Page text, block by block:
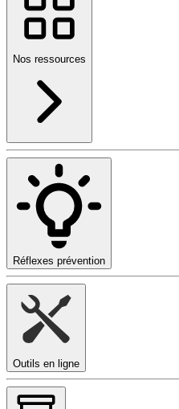
Nos ressources
Réflexes prévention
Outils en ligne